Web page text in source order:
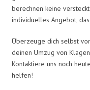
berechnen keine
individuelles Angebot,
Überzeuge dich selbst
deinen Umzug von
Kontaktiere uns noch
helfen!